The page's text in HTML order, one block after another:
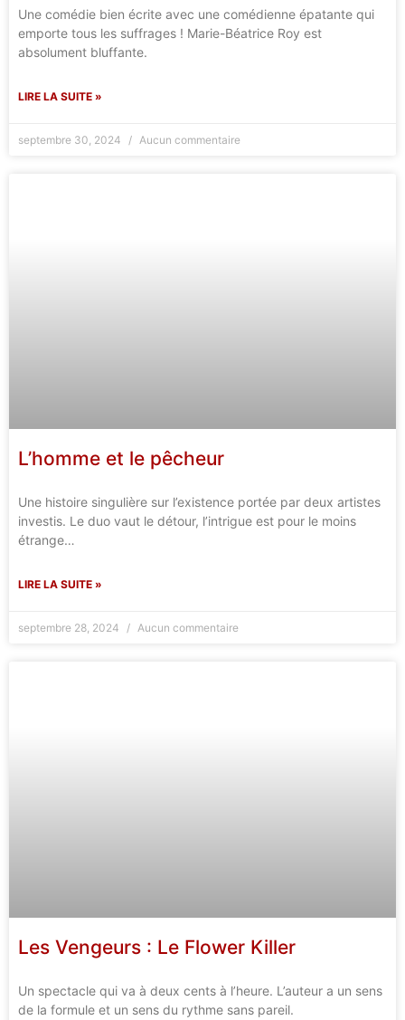
Une comédie bien écrite avec une comédienne épatante qui
emporte tous les suffrages ! Marie-Béatrice Roy est
absolument bluffante.
LIRE LA SUITE »
septembre 30, 2024 Aucun commentaire
L’homme et le pêcheur
Une histoire singulière sur l’existence portée par deux artistes
investis. Le duo vaut le détour, l’intrigue est pour le moins
étrange…
LIRE LA SUITE »
septembre 28, 2024 Aucun commentaire
Les Vengeurs : Le Flower Killer
Un spectacle qui va à deux cents à l’heure. L’auteur a un sens
de la formule et un sens du rythme sans pareil.